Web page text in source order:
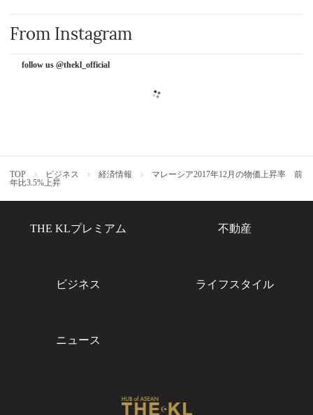
From Instagram
follow us @thekl_official
TOP ビジネス 経済情報
マレーシア2017年12月の物価上昇率 前
年比3.5%上昇
THE KLプレミアム 不動産
ビジネス ライフスタイル
ニュース